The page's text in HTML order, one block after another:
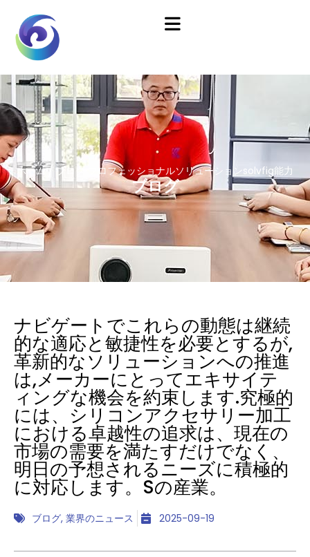
ホーム/ブログ プロフェッショナルソリューションsolvfig能力
ブログ
ナビゲートでこれらの動態は継続
的な適応と敏捷性を必要とするが,
革新的なソリューションへの推進
は,メーカーにとってエキサイテ
ィングな機会を約束します.究極的
には、シリコンアクセサリー加工
における卓越性の追求は、現在の
市場の需要を満たすだけでなく、
明日の予想されるニーズに積極的
に対応します。Sの産業。
ブログ, 業界のニュース 2025-09-19